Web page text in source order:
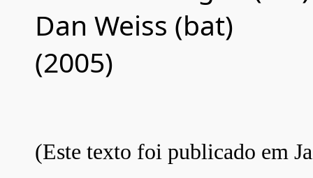
Dan Weiss (bat)
(2005)
(Este texto foi publicado em